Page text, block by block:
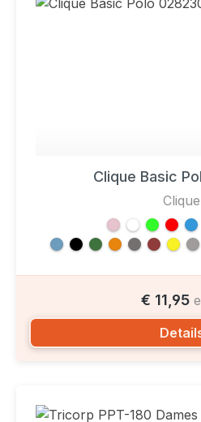
Clique Basic
Clique
€ 11,95